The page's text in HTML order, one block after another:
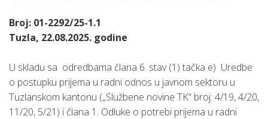
Broj: 01-2292/25-1.1
Tuzla, 22.08.2025. godine
U skladu sa odredbama člana 6. stav (1) tačka e) Uredbe
o postupku prijema u radni odnos u javnom sektoru u
Tuzlanskom kantonu („Službene novine TK“ broj: 4/19, 4/20,
11/20, 5/21) i člana 1. Odluke o potrebi prijema u radni